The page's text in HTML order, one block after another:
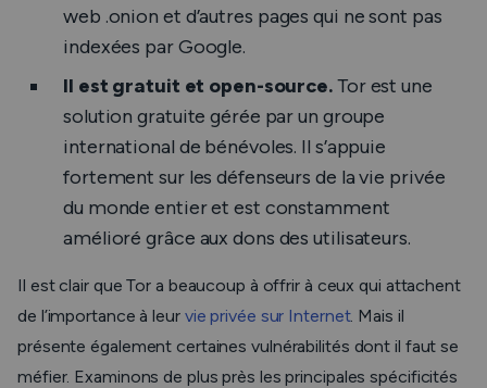
web .onion et d’autres pages qui ne sont pas
indexées par Google.
Il est gratuit et open-source.Tor est une
solution gratuite gérée par un groupe
international de bénévoles. Il s’appuie
fortement sur les défenseurs de la vie privée
du monde entier et est constamment
amélioré grâce aux dons des utilisateurs.
Il est clair que Tor a beaucoup à offrir à ceux qui attachent
de l’importance à leur vie privée sur Internet. Mais il
présente également certaines vulnérabilités dont il faut se
méfier. Examinons de plus près les principales spécificités